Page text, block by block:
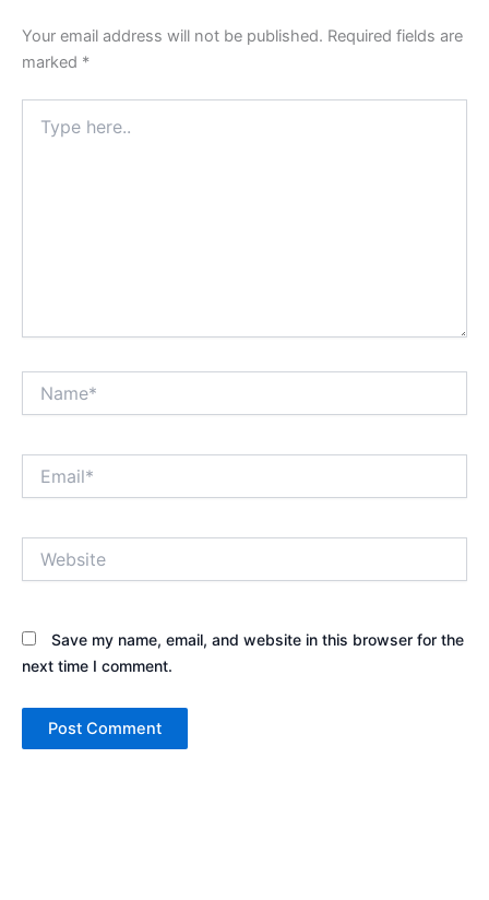
Your email address will not be published. Required fields are
marked *
here..
Save my name, email, and website in this browser for the
next time I comment.